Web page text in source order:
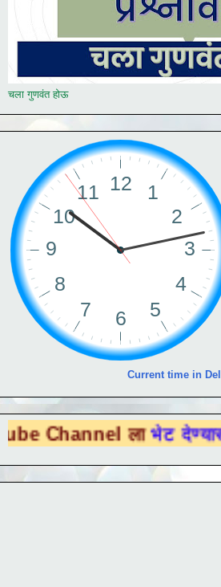
चला गुणवंत होऊ
Current time in
लाभेट देण्यासाठी येथे क्लिक